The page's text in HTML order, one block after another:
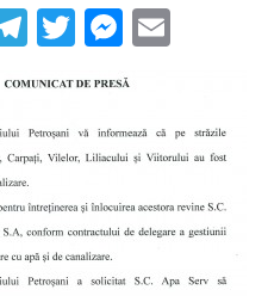
Telegram
Twitter